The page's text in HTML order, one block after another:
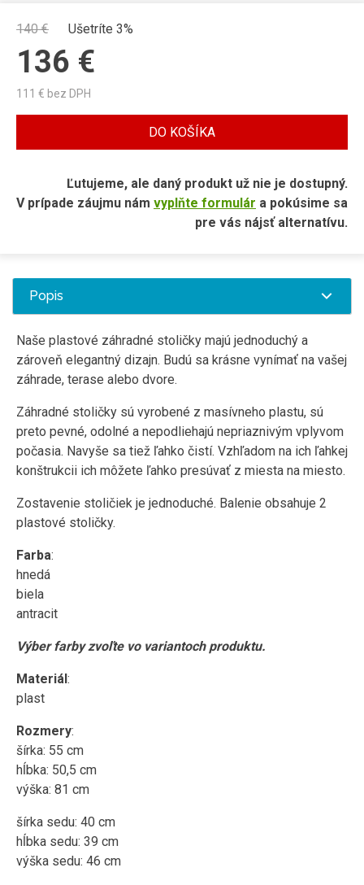
140€ Ušetríte 3%
136 €
111 € bez DPH
DO KOŠÍKA
Ľutujeme, ale daný produkt už nie je dostupný.
V prípade záujmu nám vyplňte formulár a pokúsime sa
pre vás nájsť alternatívu.
Popis
Naše plastové záhradné stoličky majú jednoduchý a
zároveň elegantný dizajn. Budú sa krásne vynímať na vašej
záhrade, terase alebo dvore.
Záhradné stoličky sú vyrobené z masívneho plastu, sú
preto pevné, odolné a nepodliehajú nepriaznivým vplyvom
počasia. Navyše sa tiež ľahko čistí. Vzhľadom na ich ľahkej
konštrukcii ich môžete ľahko presúvať z miesta na miesto.
Zostavenie stoličiek je jednoduché. Balenie obsahuje 2
plastové stoličky.
Farba:
hnedá
biela
antracit
Výber farby zvoľte vo variantoch produktu.
Materiál:
plast
Rozmery:
šírka: 55 cm
hĺbka: 50,5 cm
výška: 81 cm
šírka sedu: 40 cm
hĺbka sedu: 39 cm
výška sedu: 46 cm